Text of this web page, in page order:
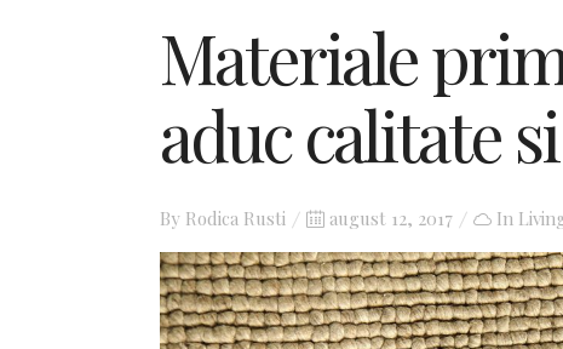
Materiale
aduc calitate
By Rodica Rusti
Posted
on
august 12, 2017 In